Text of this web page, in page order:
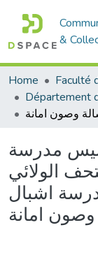
&
Home
مدرسة
الولائي
اشبال
امانة